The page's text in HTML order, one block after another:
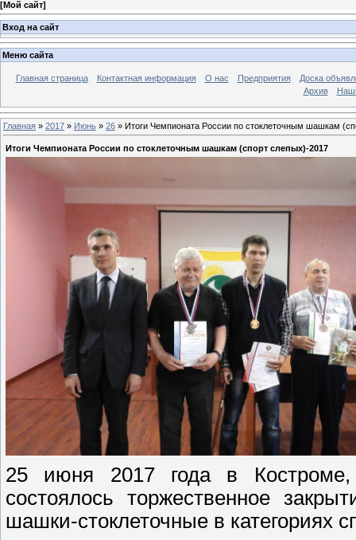
[Мой сайт]
Вход на сайт
Меню сайта
Главная страница Контактная информация О нас Предприятия
Доска
Архив
Главная » 2017 » Июнь » 26 » Итоги Чемпионата России по стоклеточным шашкам
Итоги Чемпионата России по стоклеточным шашкам (спорт слепых)-2017
25 июня 2017 года в
состоялось торжественное
шашки-стоклеточные в категориях